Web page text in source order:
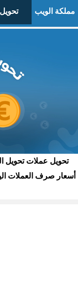
مملكة الويب
تحويل عملات تحويل
أسعار صرف العملات